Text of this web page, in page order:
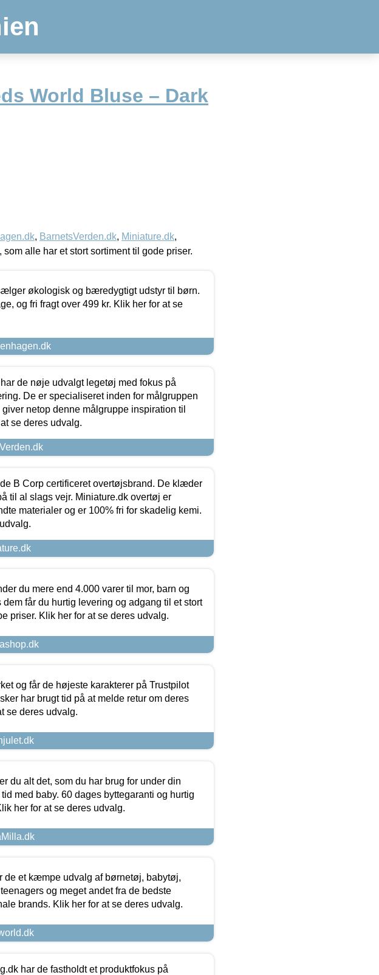
World Bluse – Dark
, BarnetsVerden.dk, Miniature.dk,
, som alle har et stort sortiment til gode priser.
økologisk og bæredygtigt udstyr til børn.
og fri fragt over 499 kr. Klik her for at se
de nøje udvalgt legetøj med fokus på
De er specialiseret inden for målgruppen
netop denne målgruppe inspiration til
se deres udvalg.
B Corp certificeret overtøjsbrand. De klæder
til al slags vejr. Miniature.dk overtøj er
materialer og er 100% fri for skadelig kemi.
du mere end 4.000 varer til mor, barn og
dem får du hurtig levering og adgang til et stort
priser. Klik her for at se deres udvalg.
og får de højeste karakterer på Trustpilot
har brugt tid på at melde retur om deres
se deres udvalg.
du alt det, som du har brug for under din
med baby. 60 dages byttegaranti og hurtig
her for at se deres udvalg.
de et kæmpe udvalg af børnetøj, babytøj,
og meget andet fra de bedste
brands. Klik her for at se deres udvalg.
har de fastholdt et produktfokus på